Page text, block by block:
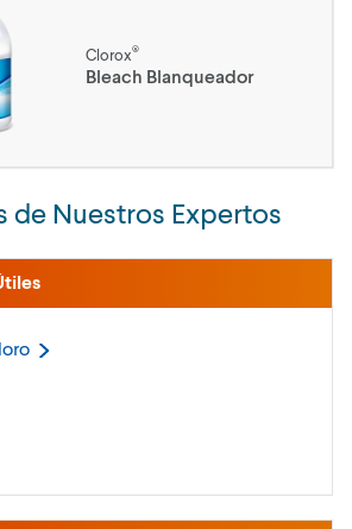
Clorox®
Bleach Blanqueador
de Nuestros Expertos